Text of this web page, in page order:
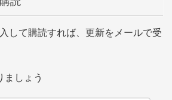
して購読すれば、更新をメールで受
ましょう